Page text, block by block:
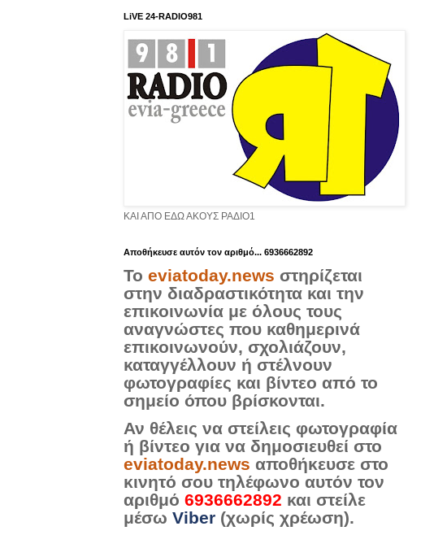
LiVE 24-RADIO981
ΚΑΙ ΑΠΟ ΕΔΩ ΑΚΟΥΣ ΡΑΔΙΟ1
Aποθήκευσε αυτόν τον αριθμό... 6936662892
Το eviatoday.news στηρίζεται
στην διαδραστικότητα και την
επικοινωνία με όλους τους
αναγνώστες που καθημερινά
επικοινωνούν, σχολιάζουν,
καταγγέλλουν ή στέλνουν
φωτογραφίες και βίντεο από το
σημείο όπου βρίσκονται.
Αν θέλεις να στείλεις φωτογραφία
ή βίντεο για να δημοσιευθεί στο
eviatoday.news αποθήκευσε στο
κινητό σου τηλέφωνο αυτόν τον
αριθμό 6936662892 και στείλε
μέσω Viber (χωρίς χρέωση).